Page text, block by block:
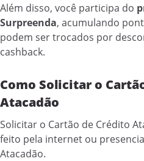
Além disso, você participa do
Surpreenda, acumulando
podem ser trocados por
cashback.
Como Solicitar o
Atacadão
Solicitar o Cartão de Crédito
feito pela internet ou
Atacadão.